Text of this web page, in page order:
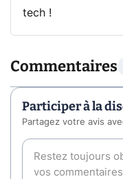
tech !
Commentaires
Participer à la
Partagez votre avis